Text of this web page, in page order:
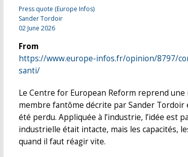
Press quote (Europe Infos)
Sander Tordoir
02 June 2026
From
https://www.europe-infos.fr/opinion/8797/
santi/
Le Centre for European Reform reprend
membre fantôme décrite par Sander Tordoir
été perdu. Appliquée à l’industrie, l’idée est
industrielle était intacte, mais les capacités,
quand il faut réagir vite.